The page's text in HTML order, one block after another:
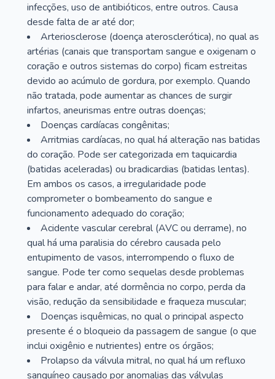
infecções, uso de antibióticos, entre outros. Causa
desde falta de ar até dor;
Arteriosclerose (doença aterosclerótica), no qual as
artérias (canais que transportam sangue e oxigenam o
coração e outros sistemas do corpo) ficam estreitas
devido ao acúmulo de gordura, por exemplo. Quando
não tratada, pode aumentar as chances de surgir
infartos, aneurismas entre outras doenças;
Doenças cardíacas congênitas;
Arritmias cardíacas, no qual há alteração nas batidas
do coração. Pode ser categorizada em taquicardia
(batidas aceleradas) ou bradicardias (batidas lentas).
Em ambos os casos, a irregularidade pode
comprometer o bombeamento do sangue e
funcionamento adequado do coração;
Acidente vascular cerebral (AVC ou derrame), no
qual há uma paralisia do cérebro causada pelo
entupimento de vasos, interrompendo o fluxo de
sangue. Pode ter como sequelas desde problemas
para falar e andar, até dormência no corpo, perda da
visão, redução da sensibilidade e fraqueza muscular;
Doenças isquêmicas, no qual o principal aspecto
presente é o bloqueio da passagem de sangue (o que
inclui oxigênio e nutrientes) entre os órgãos;
Prolapso da válvula mitral, no qual há um refluxo
sanguíneo causado por anomalias das válvulas